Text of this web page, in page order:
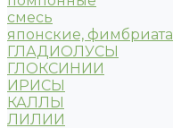
смесь
японские, фимбриата
ГЛАДИОЛУСЫ
ГЛОКСИНИИ
ИРИСЫ
КАЛЛЫ
ЛИЛИИ